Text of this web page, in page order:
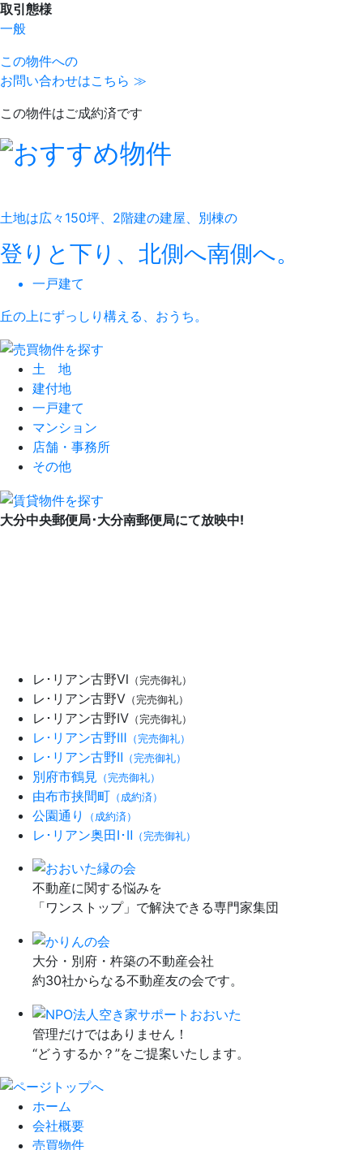
取引態様
一般
この物件への
お問い合わせはこちら ≫
この物件はご成約済です
土地は広々150坪、2階建の建屋、別棟の
登りと下り、北側へ南側へ。
一戸建て
丘の上にずっしり構える、おうち。
土 地
建付地
一戸建て
マンション
店舗・事務所
その他
大分中央郵便局･大分南郵便局にて放映中!
レ･リアン古野Ⅵ （完売御礼）
レ･リアン古野Ⅴ （完売御礼）
レ･リアン古野Ⅳ （完売御礼）
レ･リアン古野Ⅲ （完売御礼）
レ･リアン古野Ⅱ （完売御礼）
別府市鶴見 （完売御礼）
由布市挟間町 （成約済）
公園通り （成約済）
レ･リアン奥田Ⅰ･Ⅱ （完売御礼）
不動産に関する悩みを
「ワンストップ」で解決できる専門家集団
大分・別府・杵築の不動産会社
約30社からなる不動産友の会です。
管理だけではありません！
“どうするか？”をご提案いたします。
ホーム
会社概要
売買物件